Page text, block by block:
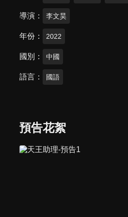
導演 李文昊
年份 2022
國別 中國
語言 國語
預告花絮